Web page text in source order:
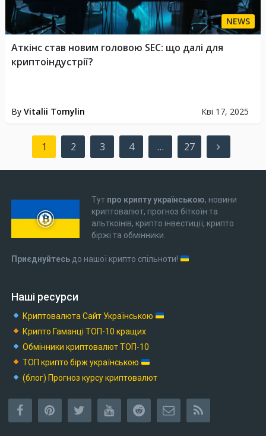
NEWS
By Vitalii Tomylin Кві 17, 2025
Аткінс став новим головою SEC: що далі для
криптоіндустрії?
Пагінація
записів
1 2 3 4 … 27
Тут про крипту українською, новини
криптовалют, прогноз біткоїн та
альткоінів, крипто інвестиції, крипто
біржі та обмінники.
Приєднуйтесьдо нашої крипто спільноти!
Наші ресурси
Криптовалюта Cайт Українською
Крипто Гаманці ТОП-10 кращих
Обмінники криптовалют ТОП-10
ТОП крипто бірж українською
(блог) Прогноз курсу криптовалют